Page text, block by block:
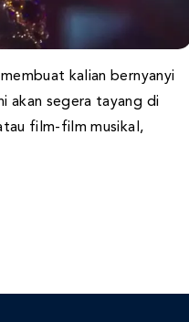
kalian bernyanyi
akan segera tayang di
film-film musikal,